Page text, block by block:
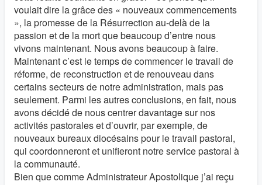
voulait dire la grâce des « nouveaux commencements
», la promesse de la Résurrection au-delà de la
passion et de la mort que beaucoup d’entre nous
vivons maintenant. Nous avons beaucoup à faire.
Maintenant c’est le temps de commencer le travail de
réforme, de reconstruction et de renouveau dans
certains secteurs de notre administration, mais pas
seulement. Parmi les autres conclusions, en fait, nous
avons décidé de nous centrer davantage sur nos
activités pastorales et d’ouvrir, par exemple, de
nouveaux bureaux diocésains pour le travail pastoral,
qui coordonneront et unifieront notre service pastoral à
la communauté.
Bien que comme Administrateur Apostolique j’ai reçu